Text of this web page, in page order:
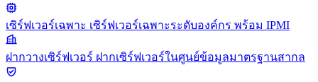
เซิร์ฟเวอร์เฉพาะ เซิร์ฟเวอร์เฉพาะระดับองค์กร พร้อม IPMI
ฝากวางเซิร์ฟเวอร์ ฝากเซิร์ฟเวอร์ในศูนย์ข้อมูลมาตรฐานสากล